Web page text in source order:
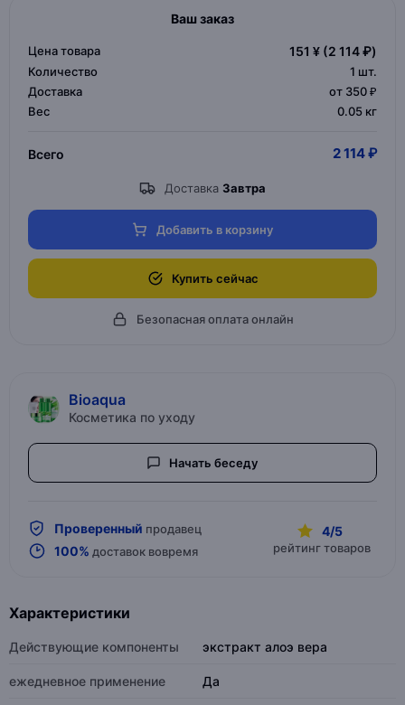
Ваш заказ
Цена товара 151 ¥ (2 114 ₽)
Количество 1 шт.
Доставка
от 350 ₽
Вес
0.05 кг
Всего 2 114 ₽
Доставка Завтра
Добавить в корзину
Купить сейчас
Безопасная оплата онлайн
Bioaqua
Косметика по уходу
Начать беседу
Проверенный продавец
100% доставок вовремя
4/5
рейтинг товаров
Характеристики
Действующие компоненты экстракт алоэ вера
ежедневное применение Да